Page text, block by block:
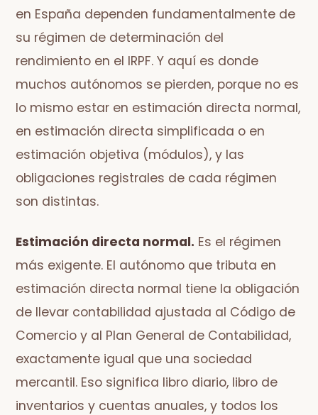
en España dependen fundamentalmente de
su régimen de determinación del
rendimiento en el IRPF. Y aquí es donde
muchos autónomos se pierden, porque no es
lo mismo estar en estimación directa normal,
en estimación directa simplificada o en
estimación objetiva (módulos), y las
obligaciones registrales de cada régimen
son distintas.
Estimación directa normal. Es el régimen
más exigente. El autónomo que tributa en
estimación directa normal tiene la obligación
de llevar contabilidad ajustada al Código de
Comercio y al Plan General de Contabilidad,
exactamente igual que una sociedad
mercantil. Eso significa libro diario, libro de
inventarios y cuentas anuales, y todos los